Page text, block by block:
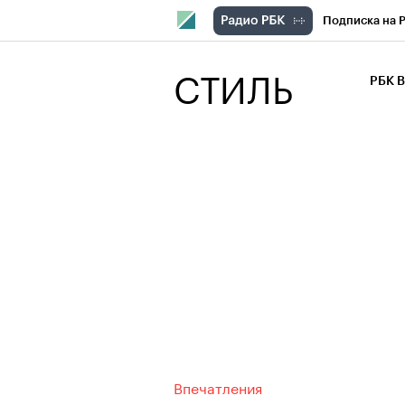
Подписка на
СТИЛЬ РБК
Впечатления